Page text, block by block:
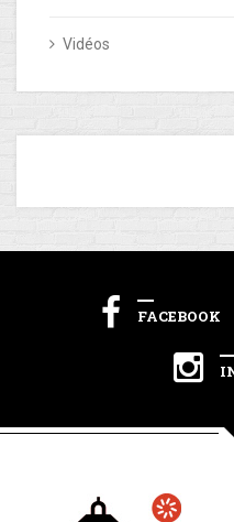
Vidéos
FACEBOOK